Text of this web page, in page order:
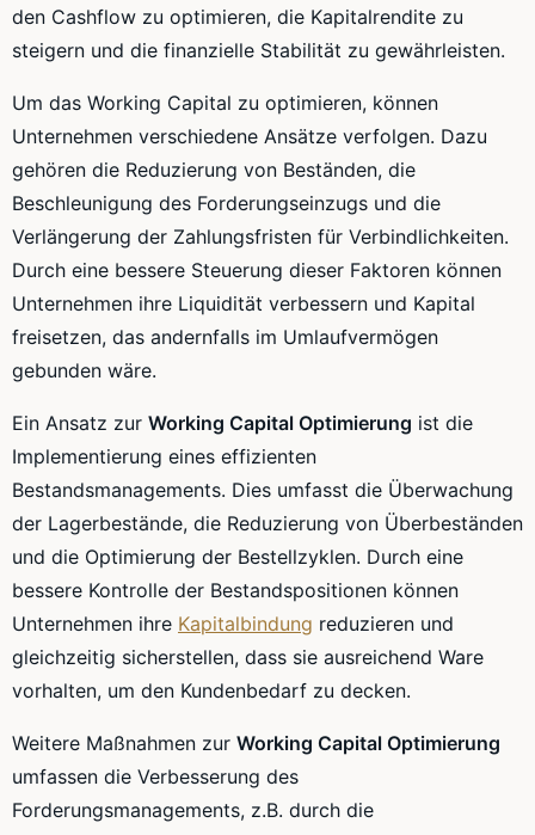
den Cashflow zu optimieren, die Kapitalrendite zu
steigern und die finanzielle Stabilität zu gewährleisten.
Um das Working Capital zu optimieren, können
Unternehmen verschiedene Ansätze verfolgen. Dazu
gehören die Reduzierung von Beständen, die
Beschleunigung des Forderungseinzugs und die
Verlängerung der Zahlungsfristen für Verbindlichkeiten.
Durch eine bessere Steuerung dieser Faktoren können
Unternehmen ihre Liquidität verbessern und Kapital
freisetzen, das andernfalls im Umlaufvermögen
gebunden wäre.
Ein Ansatz zur Working Capital Optimierung ist die
Implementierung eines effizienten
Bestandsmanagements. Dies umfasst die Überwachung
der Lagerbestände, die Reduzierung von Überbeständen
und die Optimierung der Bestellzyklen. Durch eine
bessere Kontrolle der Bestandspositionen können
Unternehmen ihre Kapitalbindung reduzieren und
gleichzeitig sicherstellen, dass sie ausreichend Ware
vorhalten, um den Kundenbedarf zu decken.
Weitere Maßnahmen zur Working Capital Optimierung
umfassen die Verbesserung des
Forderungsmanagements, z.B. durch die